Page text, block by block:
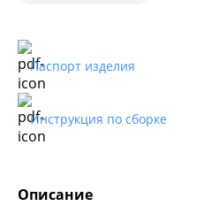
Описание
Паспорт изделия
Инструкция по сборке